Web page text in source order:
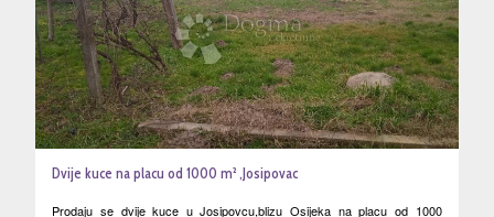
Dvije kuce na placu od 1000 m² ,Josipovac
Prodaju se dvije kuce u Josipovcu,blizu Osijeka na placu od 1000